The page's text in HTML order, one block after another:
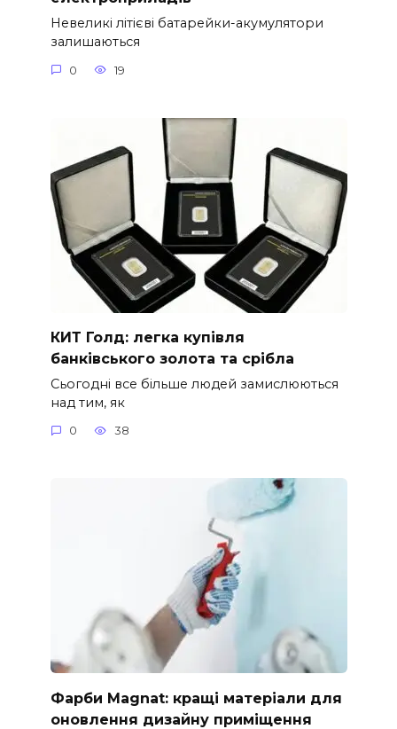
Невеликі літієві батарейки-акумулятори
залишаються
0 19
КИТ Голд: легка купівля
банківського золота та срібла
Сьогодні все більше людей замислюються
над тим, як
0 38
Фарби Magnat: кращі матеріали для
оновлення дизайну приміщення